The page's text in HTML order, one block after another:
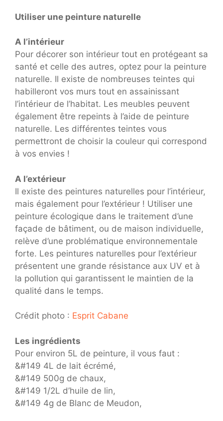
Utiliser une peinture naturelle
A l’intérieur
Pour décorer son intérieur tout en protégeant sa
santé et celle des autres, optez pour la peinture
naturelle. Il existe de nombreuses teintes qui
habilleront vos murs tout en assainissant
l’intérieur de l’habitat. Les meubles peuvent
également être repeints à l’aide de peinture
naturelle. Les différentes teintes vous
permettront de choisir la couleur qui correspond
à vos envies !
A l’extérieur
Il existe des peintures naturelles pour l’intérieur,
mais également pour l’extérieur ! Utiliser une
peinture écologique dans le traitement d’une
façade de bâtiment, ou de maison individuelle,
relève d’une problématique environnementale
forte. Les peintures naturelles pour l’extérieur
présentent une grande résistance aux UV et à
la pollution qui garantissent le maintien de la
qualité dans le temps.
Crédit photo : Esprit Cabane
Les ingrédients
Pour environ 5L de peinture, il vous faut :
&#149 4L de lait écrémé,
&#149 500g de chaux,
&#149 1/2L d’huile de lin,
&#149 4g de Blanc de Meudon,